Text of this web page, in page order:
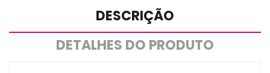
DESCRIÇÃO
DETALHES DO PRODUTO